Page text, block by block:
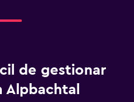
de gestionar
Alpbachtal